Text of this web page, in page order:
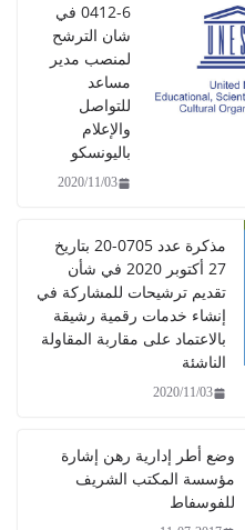
6-0412 في
شان الترشح
لمنصب مدير
مساعد
للتواصل
والإعلام
باليونسكو
2020/11/03
مذكرة عدد 0705-20 بتاريخ
27 أكتوبر 2020 في شأن
تقديم ترشيحات للمشاركة في
إنشاء خدمات رقمية رشيقة
بالاعتماد على مقاربة المقاولة
الناشئة
2020/11/03
وضع أطر إدارية رهن إشارة
مؤسسة المكتب الشريف
للفوسفاط